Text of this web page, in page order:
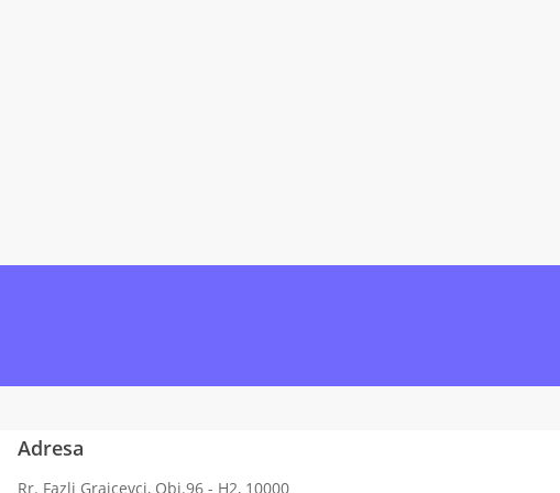
onlineose shkarkoAplikacionindhe dërgo në
Adresa
Rr. Fazli Grajçevci, Obj.96 - H2, 10000